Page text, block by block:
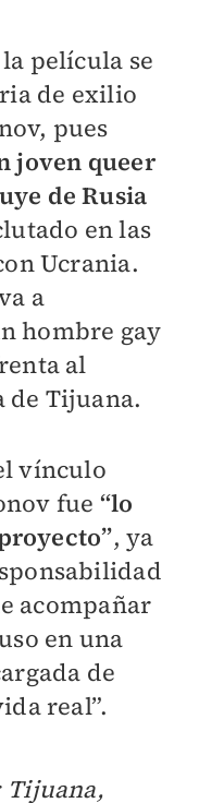
película se
de exilio
pues
joven queer
de Rusia
en las
Ucrania.
a
hombre gay
al
de Tijuana.
vínculo
fue “lo
, ya
acompañar
en una
de
real”.
Tijuana,